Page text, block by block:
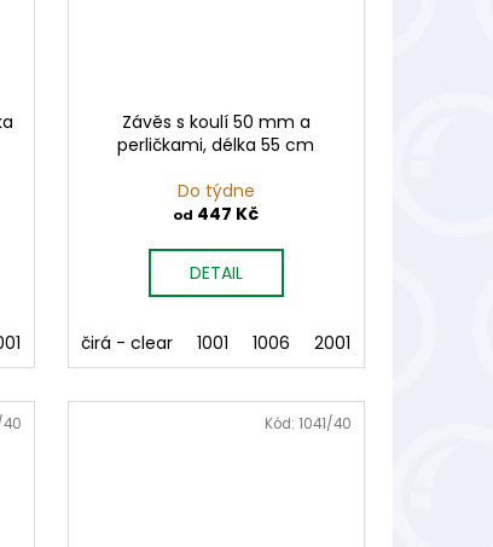
5005 6005 6006 7007 8003
2002 3001 3003 4004 5004
Závěs s koulí 50 mm a
perličkami, délka 55 cm
Do týdne
od 447 Kč
DETAIL
čirá - clear 1001 1006 2001
Kód: 1041/40